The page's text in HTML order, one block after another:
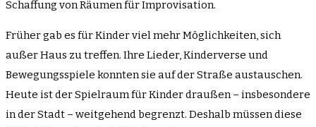
Schaffung von Räumen für Improvisation.
Früher gab es für Kinder viel mehr Möglichkeiten, sich
außer Haus zu treffen. Ihre Lieder, Kinderverse und
Bewegungsspiele konnten sie auf der Straße austauschen.
Heute ist der Spielraum für Kinder draußen – insbesondere
in der Stadt – weitgehend begrenzt. Deshalb müssen diese